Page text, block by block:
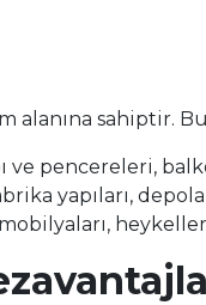
alanına sahiptir.
ve pencereleri,
yapıları,
heykeller